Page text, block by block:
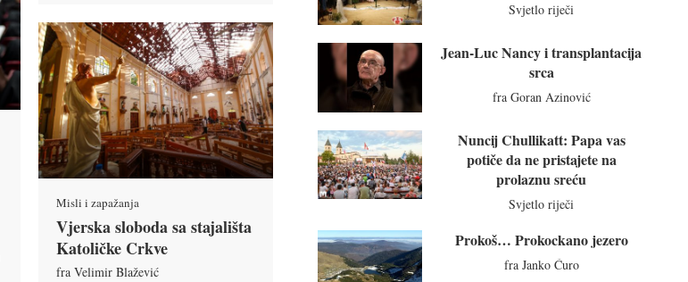
Misli i zapažanja
Vjerska sloboda sa stajališta
Katoličke Crkve
fra Velimir Blažević
Svjetlo riječi
Jean-Luc Nancy i transplantacija
srca
fra Goran Azinović
Nuncij Chullikatt: Papa vas
potiče da ne pristajete na
prolaznu sreću
Svjetlo riječi
Prokoš… Prokockano jezero
fra Janko Ćuro